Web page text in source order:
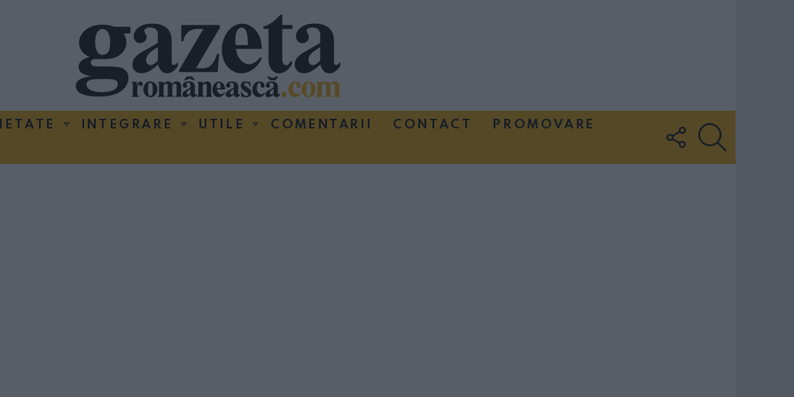
INTEGRARE UTILE COMENTARII CONTACT
PROMOVARE
FOLLOW
US